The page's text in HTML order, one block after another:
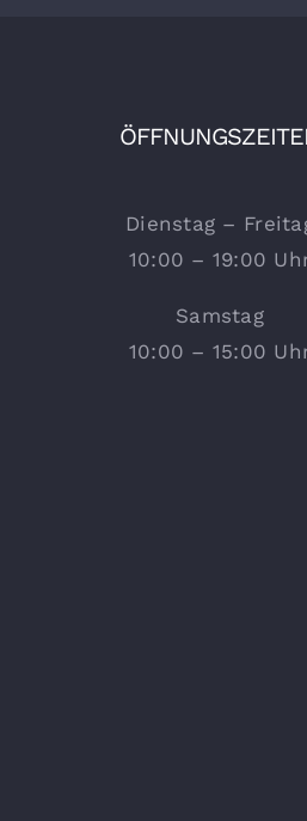
Dienstag –
10:00 – 19:00
Samstag
10:00 – 15:00